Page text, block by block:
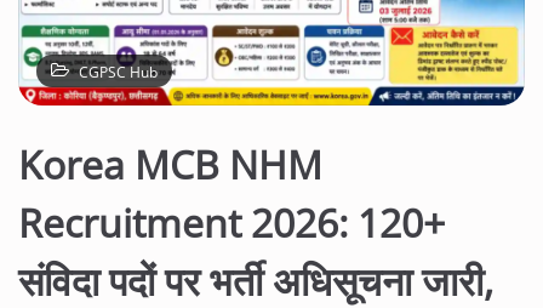
CGPSC Hub
Korea MCB NHM
Recruitment 2026: 120+
संविदा पदों पर भर्ती अधिसूचना जारी,